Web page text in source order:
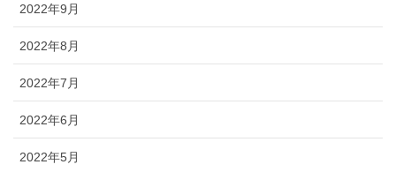
2022年9月
2022年8月
2022年7月
2022年6月
2022年5月